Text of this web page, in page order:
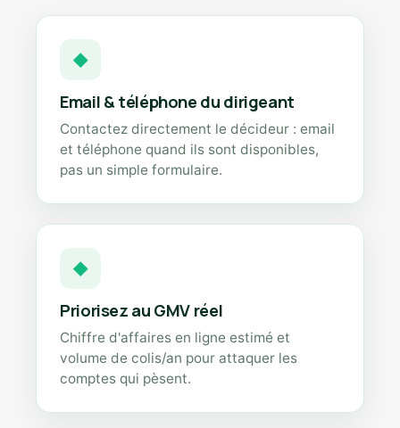
◆
Email & téléphone du dirigeant
Contactez directement le décideur : email
et téléphone quand ils sont disponibles,
pas un simple formulaire.
◆
Priorisez au GMV réel
Chiffre d'affaires en ligne estimé et
volume de colis/an pour attaquer les
comptes qui pèsent.